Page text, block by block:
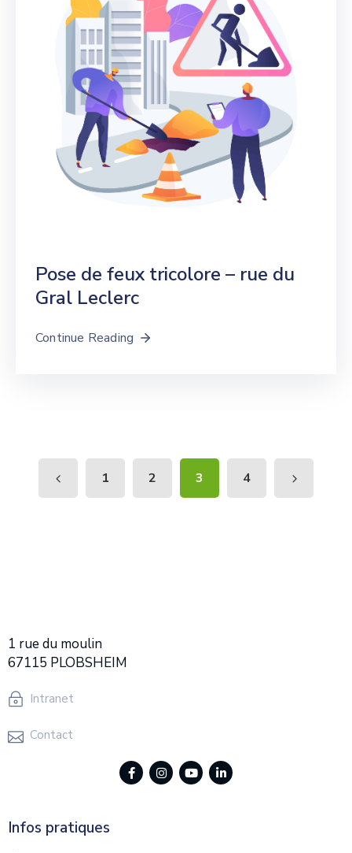
Pose de feux tricolore – rue du
Gral Leclerc
Continue Reading
1 2 3 4
1 rue du moulin
67115 PLOBSHEIM
Intranet
Contact
Infos pratiques